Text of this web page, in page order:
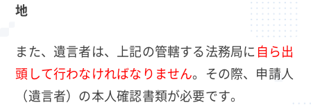
地
また、遺言者は、上記の管轄する法務局に 自ら出
頭して行わなければなりません。その際、申請人
（遺言者）の本人確認書類が必要です。